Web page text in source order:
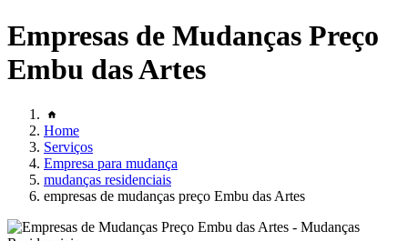
Empresas de Mudanças Preço
Embu das Artes
Home
Serviços
Empresa para mudança
mudanças residenciais
empresas de mudanças preço Embu das Artes